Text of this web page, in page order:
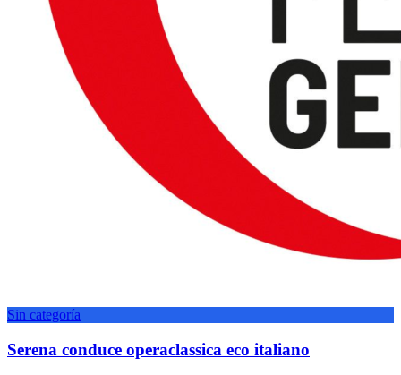
Sin categoría
Serena conduce operaclassica eco italiano